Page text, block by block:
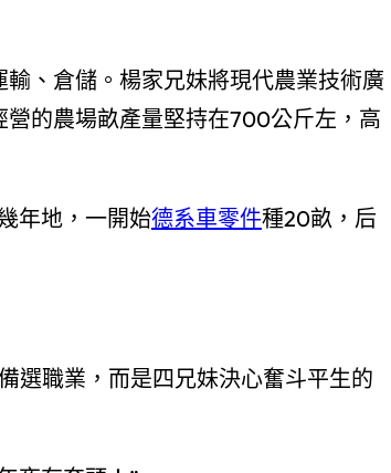
、倉儲。楊家兄妹將現代農業技術廣
的農場畝產量堅持在700公斤左，高
年地，一開始德系車零件種20畝，后
選職業，而是四兄妹決心奮斗平生的